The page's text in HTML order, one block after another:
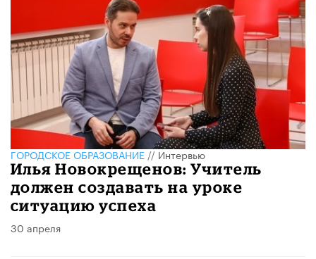
ГОРОДСКОЕ ОБРАЗОВАНИЕ//Интервью
Илья Новокрещенов: Учитель
должен создавать на уроке
ситуацию успеха
30 апреля